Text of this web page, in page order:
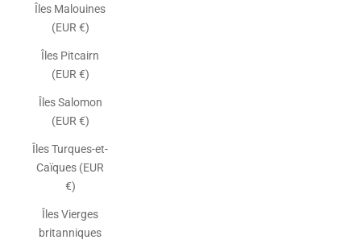
Îles Malouines
(EUR €)
Îles Pitcairn
(EUR €)
Îles Salomon
(EUR €)
Îles Turques-et-
Caïques (EUR
€)
Îles Vierges
britanniques